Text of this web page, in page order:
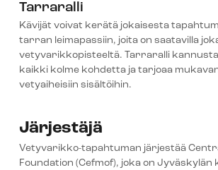
Tarraralli
Kävijät voivat kerätä jokaisesta
tarran leimapassiin, joita on saatavilla
vetyvarikkopisteeltä. Tarraralli
kaikki kolme kohdetta ja tarjoaa
vetyaiheisiin sisältöihin.
Järjestäjä
Vetyvarikko-tapahtuman järjestää
Foundation (Cefmof), joka on Jyväskylän